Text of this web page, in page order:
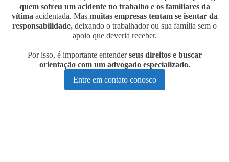
quem sofreu um acidente no trabalho e os familiares da
vítima acidentada. Mas muitas empresas tentam se isentar da
responsabilidade, deixando o trabalhador ou sua família sem o
apoio que deveria receber.
Por isso, é importante entenderseus direitos e buscar
orientação com um advogado especializado.
Entre em contato conosco